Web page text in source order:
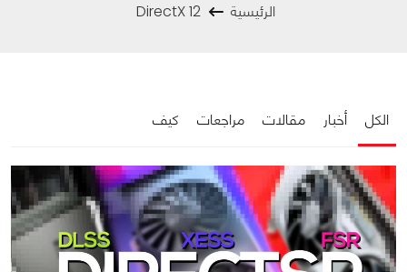
الرئيسية DirectX 12
الكل أخبار مقالات مراجعات كيف